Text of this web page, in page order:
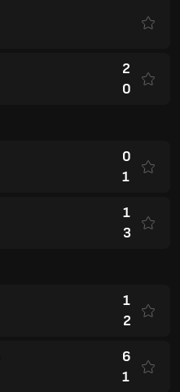
2
0
0
1
1
3
1
2
6
1